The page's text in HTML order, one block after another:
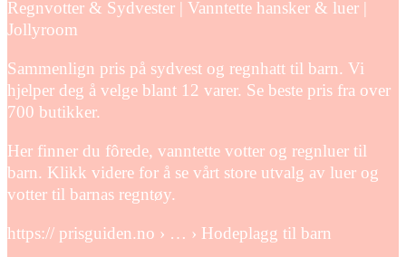
Regnvotter & Sydvester | Vanntette hansker & luer |
Jollyroom
Sammenlign pris på sydvest og regnhatt til barn. Vi
hjelper deg å velge blant 12 varer. Se beste pris fra over
700 butikker.
Her finner du fôrede, vanntette votter og regnluer til
barn. Klikk videre for å se vårt store utvalg av luer og
votter til barnas regntøy.
https:// prisguiden.no › … › Hodeplagg til barn